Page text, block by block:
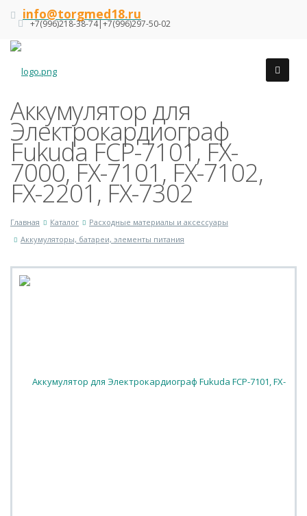
info@torgmed18.ru
+7(996)218-38-74|+7(996)297-50-02
Аккумулятор для
Электрокардиограф
Fukuda FCP-7101, FX-
7000, FX-7101, FX-7102,
FX-2201, FX-7302
Главная Каталог
Расходные материалы и аксессуары
Аккумуляторы, батареи, элементы питания